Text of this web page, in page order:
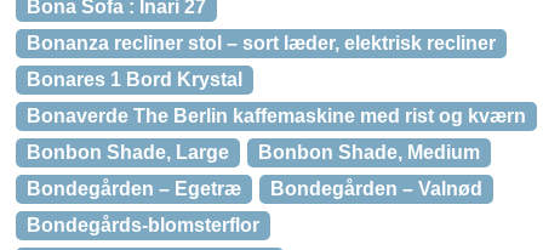
Bona Sofa : Inari 27
Bonanza recliner stol – sort læder, elektrisk recliner
Bonares 1 Bord Krystal
Bonaverde The Berlin kaffemaskine med rist og kværn
Bonbon Shade, Large
Bonbon Shade, Medium
Bondegården – Egetræ
Bondegården – Valnød
Bondegårds-blomsterflor